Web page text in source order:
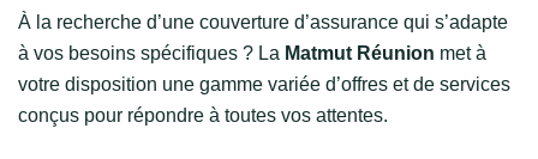
À la recherche d’une couverture d’assurance qui s’adapte
à vos besoins spécifiques ? La Matmut Réunion met à
votre disposition une gamme variée d’offres et de services
conçus pour répondre à toutes vos attentes.